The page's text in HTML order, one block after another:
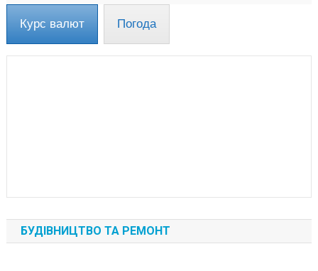
Курс валют Погода
БУДІВНИЦТВО ТА РЕМОНТ